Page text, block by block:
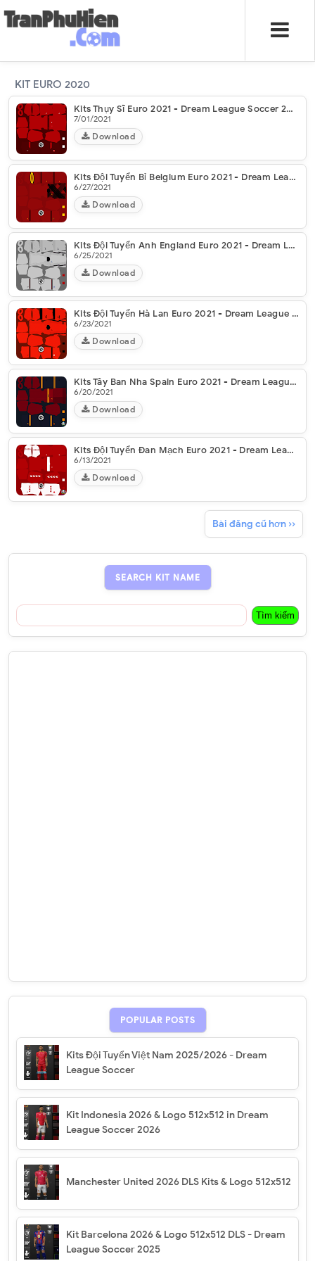
KIT EURO 2020
Kits Thụy Sĩ Euro 2021 - Dream League Soccer 2021
7/01/2021
Download
Kits Đội Tuyển Bỉ Belgium Euro 2021 - Dream League Soccer 2021
6/27/2021
Download
Kits Đội Tuyển Anh England Euro 2021 - Dream League Soccer 2021
6/25/2021
Download
Kits Đội Tuyển Hà Lan Euro 2021 - Dream League Soccer 2021
6/23/2021
Download
Kits Tây Ban Nha Spain Euro 2021 - Dream League Soccer 2021
6/20/2021
Download
Kits Đội Tuyển Đan Mạch Euro 2021 - Dream League Soccer 2021
6/13/2021
Download
Bài đăng cũ hơn ››
SEARCH KIT NAME
POPULAR POSTS
Kits Đội Tuyển Việt Nam 2025/2026 - Dream
League Soccer
Kit Indonesia 2026 & Logo 512x512 in Dream
League Soccer 2026
Manchester United 2026 DLS Kits & Logo 512x512
Kit Barcelona 2026 & Logo 512x512 DLS - Dream
League Soccer 2025